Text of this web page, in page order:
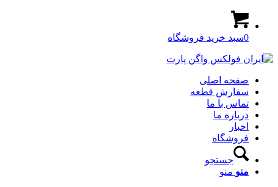
0سبد خرید فروشگاه
صفحه اصلی
سفارش قطعه
تماس با ما
درباره ما
اخبار
فروشگاه
جستجو
منو منو